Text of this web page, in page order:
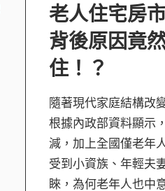
老人住宅房
背後原因竟
住！？
隨著現代家庭結構改
根據內政部資料顯示
減，加上全國僅老年
受到小資族、年輕夫
睞，為何老年人也中